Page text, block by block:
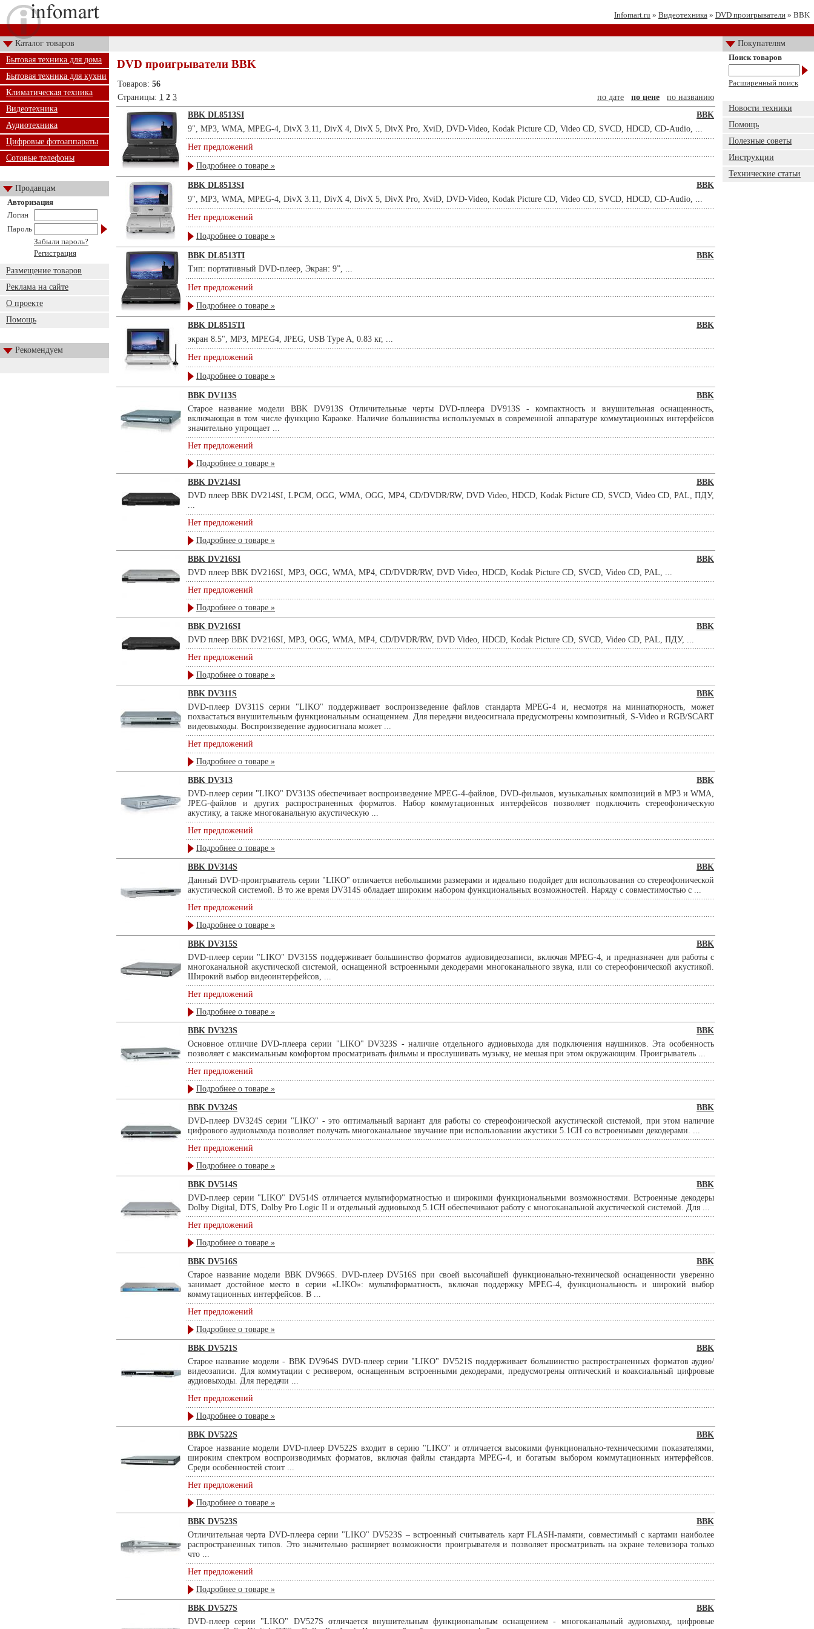
Infomart.ru » Видеотехника » DVD проигрыватели » BBK
Каталог товаров
Покупателям
Бытовая техника для дома
Бытовая техника для кухни
Климатическая техника
Видеотехника
Аудиотехника
Цифровые фотоаппараты
Сотовые телефоны
Продавцам
Авторизация
Логин
Пароль
Забыли пароль?
Регистрация
Размещение товаров
Реклама на сайте
О проекте
Помощь
Рекомендуем
DVD проигрыватели BBK
Товаров: 56
Страницы: 1 2 3 по дате по цене
по названию
BBK DL8513SI
BBK
9", MP3, WMA, MPEG-4, DivX 3.11, DivX 4, DivX 5, DivX Pro, XviD, DVD-Video, Kodak Picture CD, Video CD, SVCD, HDCD, CD-Audio, ...
Нет предложений
Подробнее о товаре »
BBK DL8513SI
BBK
9", MP3, WMA, MPEG-4, DivX 3.11, DivX 4, DivX 5, DivX Pro, XviD, DVD-Video, Kodak Picture CD, Video CD, SVCD, HDCD, CD-Audio, ...
Нет предложений
Подробнее о товаре »
BBK DL8513TI
BBK
Тип: портативный DVD-плеер, Экран: 9”, ...
Нет предложений
Подробнее о товаре »
BBK DL8515TI
BBK
экран 8.5", MP3, MPEG4, JPEG, USB Type A, 0.83 кг, ...
Нет предложений
Подробнее о товаре »
BBK DV113S
BBK
Старое название модели BBK DV913S Отличительные черты DVD-плеера DV913S - компактность и внушительная оснащенность,
включающая в том числе функцию Караоке. Наличие большинства используемых в современной аппаратуре коммутационных интерфейсов
значительно упрощает ...
Нет предложений
Подробнее о товаре »
BBK DV214SI
BBK
DVD плеер BBK DV214SI, LPCM, OGG, WMA, OGG, MP4, CD/DVDR/RW, DVD Video, HDCD, Kodak Picture CD, SVCD, Video CD, PAL, ПДУ,
...
Нет предложений
Подробнее о товаре »
BBK DV216SI
BBK
DVD плеер BBK DV216SI, MP3, OGG, WMA, MP4, CD/DVDR/RW, DVD Video, HDCD, Kodak Picture CD, SVCD, Video CD, PAL, ...
Нет предложений
Подробнее о товаре »
BBK DV216SI
BBK
DVD плеер BBK DV216SI, MP3, OGG, WMA, MP4, CD/DVDR/RW, DVD Video, HDCD, Kodak Picture CD, SVCD, Video CD, PAL, ПДУ, ...
Нет предложений
Подробнее о товаре »
BBK DV311S
BBK
DVD-плеер DV311S серии "LIKO" поддерживает воспроизведение файлов стандарта MPEG-4 и, несмотря на миниатюрность, может
похвастаться внушительным функциональным оснащением. Для передачи видеосигнала предусмотрены композитный, S-Video и RGB/SCART
видеовыходы. Воспроизведение аудиосигнала может ...
Нет предложений
Подробнее о товаре »
BBK DV313
BBK
DVD-плеер серии "LIKO" DV313S обеспечивает воспроизведение MPEG-4-файлов, DVD-фильмов, музыкальных композиций в MP3 и WMA,
JPEG-файлов и других распространенных форматов. Набор коммутационных интерфейсов позволяет подключить стереофоническую
акустику, а также многоканальную акустическую ...
Нет предложений
Подробнее о товаре »
BBK DV314S
BBK
Данный DVD-проигрыватель серии "LIKO" отличается небольшими размерами и идеально подойдет для использования со стереофонической
акустической системой. В то же время DV314S обладает широким набором функциональных возможностей. Наряду с совместимостью с ...
Нет предложений
Подробнее о товаре »
BBK DV315S
BBK
DVD-плеер серии "LIKO" DV315S поддерживает большинство форматов аудиовидеозаписи, включая MPEG-4, и предназначен для работы с
многоканальной акустической системой, оснащенной встроенными декодерами многоканального звука, или со стереофонической акустикой.
Широкий выбор видеоинтерфейсов, ...
Нет предложений
Подробнее о товаре »
BBK DV323S
BBK
Основное отличие DVD-плеера серии "LIKO" DV323S - наличие отдельного аудиовыхода для подключения наушников. Эта особенность
позволяет с максимальным комфортом просматривать фильмы и прослушивать музыку, не мешая при этом окружающим. Проигрыватель ...
Нет предложений
Подробнее о товаре »
BBK DV324S
BBK
DVD-плеер DV324S серии "LIKO" - это оптимальный вариант для работы со стереофонической акустической системой, при этом наличие
цифрового аудиовыхода позволяет получать многоканальное звучание при использовании акустики 5.1СН со встроенными декодерами. ...
Нет предложений
Подробнее о товаре »
BBK DV514S
BBK
DVD-плеер серии "LIKO" DV514S отличается мультиформатностью и широкими функциональными возможностями. Встроенные декодеры
Dolby Digital, DTS, Dolby Pro Logic II и отдельный аудиовыход 5.1СН обеспечивают работу с многоканальной акустической системой. Для ...
Нет предложений
Подробнее о товаре »
BBK DV516S
BBK
Старое название модели BBK DV966S. DVD-плеер DV516S при своей высочайшей функционально-технической оснащенности уверенно
занимает достойное место в серии «LIKO»: мультиформатность, включая поддержку MPEG-4, функциональность и широкий выбор
коммутационных интерфейсов. В ...
Нет предложений
Подробнее о товаре »
BBK DV521S
BBK
Старое название модели - BBK DV964S DVD-плеер серии "LIKO" DV521S поддерживает большинство распространенных форматов аудио/
видеозаписи. Для коммутации с ресивером, оснащенным встроенными декодерами, предусмотрены оптический и коаксиальный цифровые
аудиовыходы. Для передачи ...
Нет предложений
Подробнее о товаре »
BBK DV522S
BBK
Старое название модели DVD-плеер DV522S входит в серию "LIKO" и отличается высокими функционально-техническими показателями,
широким спектром воспроизводимых форматов, включая файлы стандарта MPEG-4, и богатым выбором коммутационных интерфейсов.
Среди особенностей стоит ...
Нет предложений
Подробнее о товаре »
BBK DV523S
BBK
Отличительная черта DVD-плеера серии "LIKO" DV523S – встроенный считыватель карт FLASH-памяти, совместимый с картами наиболее
распространенных типов. Это значительно расширяет возможности проигрывателя и позволяет просматривать на экране телевизора только
что ...
Нет предложений
Подробнее о товаре »
BBK DV527S
BBK
DVD-плеер серии "LIKO" DV527S отличается внушительным функциональным оснащением - многоканальный аудиовыход, цифровые
Поиск товаров
Расширенный поиск
Новости техники
Помощь
Полезные советы
Инструкции
Технические статьи